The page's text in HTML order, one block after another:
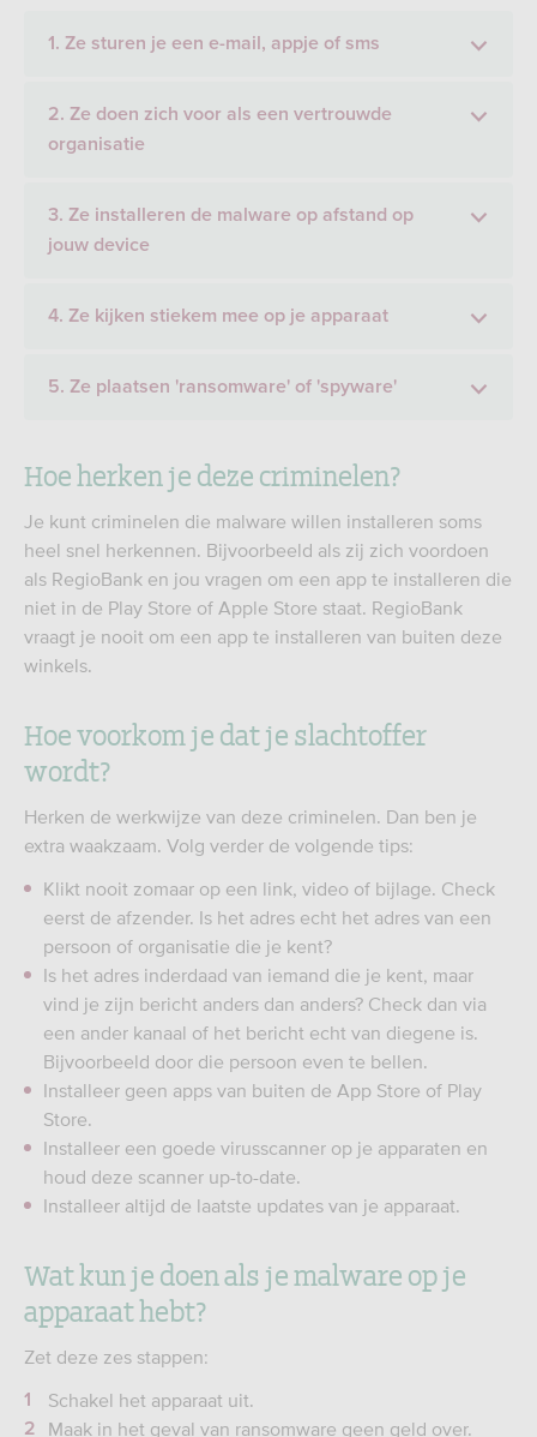
1. Ze sturen je een e-mail, appje of sms
2. Ze doen zich voor als een vertrouwde
organisatie
3. Ze installeren de malware op afstand op
jouw device
4. Ze kijken stiekem mee op je apparaat
5. Ze plaatsen 'ransomware' of 'spyware'
Hoe herken je deze criminelen?
Je kunt criminelen die malware willen installeren soms
heel snel herkennen. Bijvoorbeeld als zij zich voordoen
als RegioBank en jou vragen om een app te installeren die
niet in de Play Store of Apple Store staat. RegioBank
vraagt je nooit om een app te installeren van buiten deze
winkels.
Hoe voorkom je dat je slachtoffer
wordt?
Herken de werkwijze van deze criminelen. Dan ben je
extra waakzaam. Volg verder de volgende tips:
Klikt nooit zomaar op een link, video of bijlage. Check
eerst de afzender. Is het adres echt het adres van een
persoon of organisatie die je kent?
Is het adres inderdaad van iemand die je kent, maar
vind je zijn bericht anders dan anders? Check dan via
een ander kanaal of het bericht echt van diegene is.
Bijvoorbeeld door die persoon even te bellen.
Installeer geen apps van buiten de App Store of Play
Store.
Installeer een goede virusscanner op je apparaten en
houd deze scanner up-to-date.
Installeer altijd de laatste updates van je apparaat.
Wat kun je doen als je malware op je
apparaat hebt?
Zet deze zes stappen:
Schakel het apparaat uit.
Maak in het geval van ransomware geen geld over.